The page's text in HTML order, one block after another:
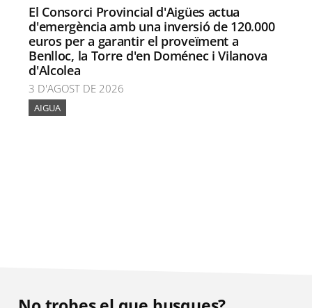
El Consorci Provincial d'Aigües actua
d'emergència amb una inversió de 120.000
euros per a garantir el proveïment a
Benlloc, la Torre d'en Doménec i Vilanova
d'Alcolea
3 D'AGOST DE 2026
AIGUA